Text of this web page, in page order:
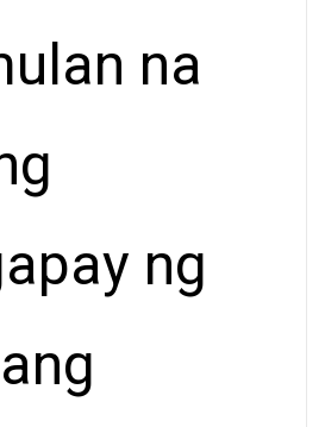
na
ng